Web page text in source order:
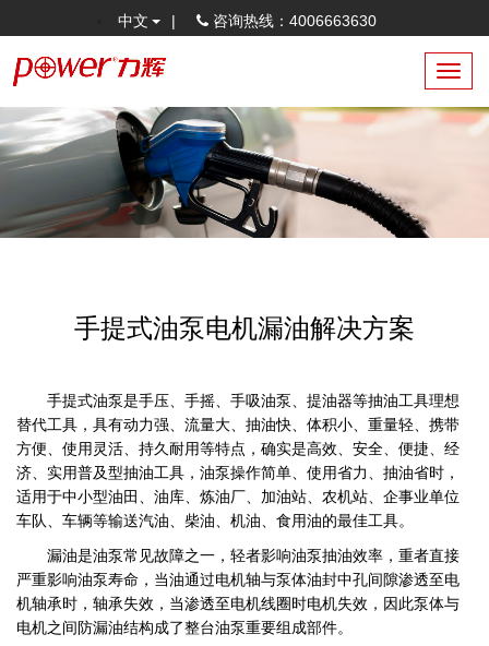
中文 | 咨询热线：4006663630
手提式油泵电机漏油解决方案
手提式油泵是手压、手摇、手吸油泵、提油器等抽油工具理想
替代工具，具有动力强、流量大、抽油快、体积小、重量轻、携带
方便、使用灵活、持久耐用等特点，确实是高效、安全、便捷、经
济、实用普及型抽油工具，油泵操作简单、使用省力、抽油省时，
适用于中小型油田、油库、炼油厂、加油站、农机站、企事业单位
车队、车辆等输送汽油、柴油、机油、食用油的最佳工具。
漏油是油泵常见故障之一，轻者影响油泵抽油效率，重者直接
严重影响油泵寿命，当油通过电机轴与泵体油封中孔间隙渗透至电
机轴承时，轴承失效，当渗透至电机线圈时电机失效，因此泵体与
电机之间防漏油结构成了整台油泵重要组成部件。